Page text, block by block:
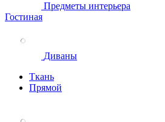
Предметы интерьера
Гостиная
Диваны
Ткань
Прямой